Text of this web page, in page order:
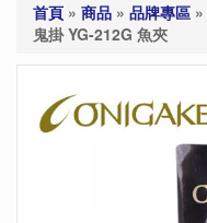
首頁 » 商品 » 品牌專區 »
鬼掛 YG-212G 魚夾